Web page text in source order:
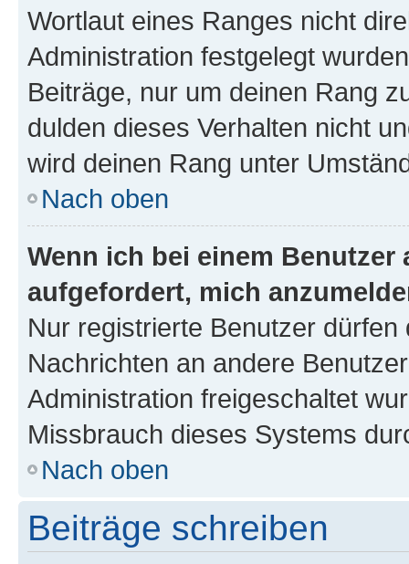
Wortlaut eines Ranges nicht
Administration festgelegt
Beiträge, nur um deinen Rang
dulden dieses Verhalten nicht
wird deinen Rang unter
Nach oben
Wenn ich bei einem
aufgefordert, mich
Nur registrierte Benutzer
Nachrichten an andere
Administration freigeschaltet
Missbrauch dieses Systems
Nach oben
Beiträge schreiben